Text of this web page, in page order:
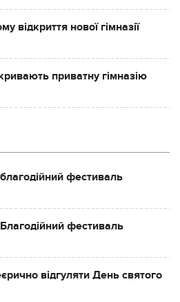
відкриття нової гімназії
приватну гімназію
фестиваль
фестиваль
відгуляти День святого